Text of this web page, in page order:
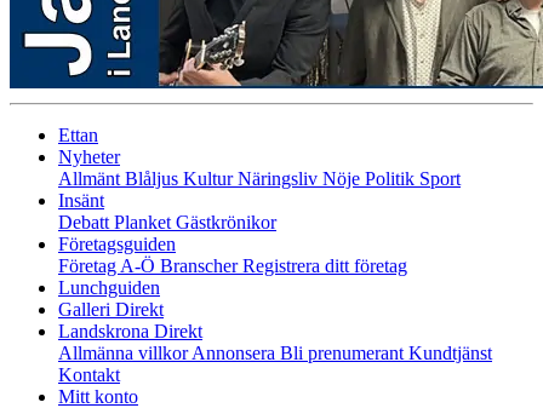
Ettan
Nyheter
Allmänt Blåljus KulturNäringsliv Nöje Politik Sport
Insänt
Debatt Planket Gästkrönikor
Företagsguiden
Företag A-Ö BranscherRegistrera ditt företag
Lunchguiden
Galleri Direkt
Landskrona Direkt
Allmänna villkorAnnonsera Bli prenumerant Kundtjänst
Kontakt
Mitt konto